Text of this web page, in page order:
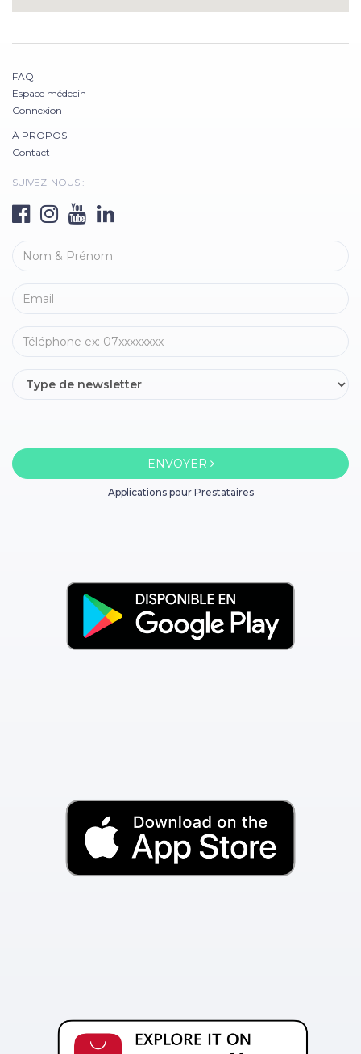
FAQ
Espace médecin
Connexion
À PROPOS
Contact
SUIVEZ-NOUS :
ENVOYER
Applications pour Prestataires